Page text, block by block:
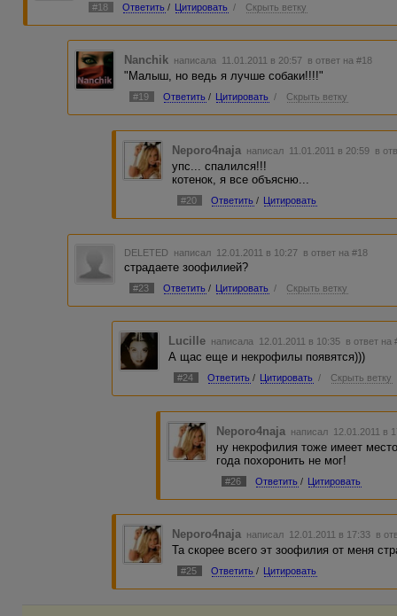
#18 Ответить / Цитировать / Скрыть ветку
Nanchik написала 11.01.2011 в 20:57 в ответ на #18
"Малыш, но ведь я лучше собаки!!!!"
#19 Ответить / Цитировать / Скрыть ветку
Neporo4naja написал 11.01.2011 в 20:59 в
упс... спалился!!!
котенок, я все объясню...
#20 Ответить / Цитировать
DELETED написал 12.01.2011 в 10:27 в ответ на #18
страдаете зоофилией?
#23 Ответить / Цитировать / Скрыть ветку
Lucille написала 12.01.2011 в 10:35 в ответ на
А щас еще и некрофилы появятся)))
#24 Ответить / Цитировать / Скрыть ветку
Neporo4naja написал 12.01.2011 в
ну некрофилия тоже имеет
года похоронить не мог!
#26 Ответить / Цитировать
Neporo4naja написал 12.01.2011 в 17:33 в
Та скорее всего эт зоофилия от меня
#25 Ответить / Цитировать